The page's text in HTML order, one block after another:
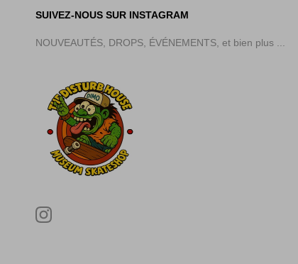
SUIVEZ-NOUS SUR INSTAGRAM
NOUVEAUTÉS, DROPS, ÉVÉNEMENTS, et bien plus ...